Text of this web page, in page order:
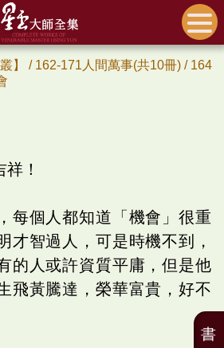
】 / 162-171人間萬事(共10冊) / 164
！
每個人都知道「機會」很重
才智過人，可是時機不到，
的人或許資質平庸，但是他
飛黃騰達，榮華富貴，好不
書